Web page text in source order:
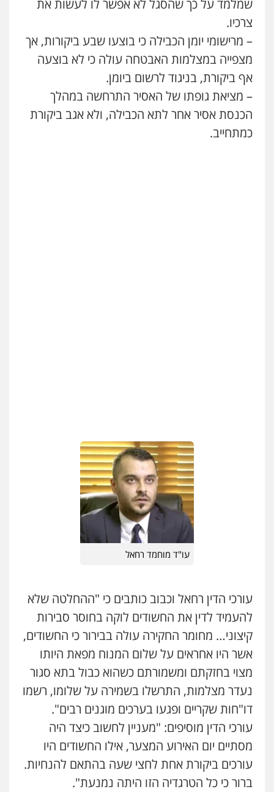
חמורה חקירות ומעצרים צווארון לבן והונאה
0526885006
שמלמד על כך שהסגל לא אפשר לו לעשות את
צרכיו.
– מרישומי יומן הכבילה כי בוצעו שבע ביקורות, אך
מצפייה במצלמות האבטחה עולה כי לא בוצעה
אף ביקורת, בניגוד לרשום ביומן.
– מציאת גופתו של האסיר התרחשה במהלך
הכנסת אסיר אחר לתא הכבילה, ולא אגב ביקורת
כמתחייב.
עו"ד מוחמד רחאל
עורכי הדין רחאל וכבוב כותבים כי "ההחלטה שלא
להעמיד לדין את החשודים לוקה בחוסר סבירות
קיצוני… מחומר החקירה עולה בבירור כי החשודים,
אשר היו אחראים על שלום המנוח מפאת היותו
מצוי בחזקתם ומשמורתם כשהוא כבול בתא סגור
נעדר מצלמות, התרשלו בשמירה על שלומו, רשמו
דו"חות שקריים ופגעו בערכים מוגנים רבים".
עורכי הדין מוסיפים: "מעניין לחשוב כיצד היה
מסתיים יום האירוע המצער, אילו החשודים היו
עורכים ביקורת אחת לחצי שעה בהתאם להנחיות.
ברור כי כל הטרגדיה הזו היתה נמנעת".